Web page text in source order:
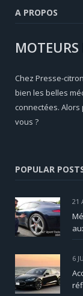
A PROPOS
Chez Presse-
bien les belles
connectées.
vous ?
POPULAR
21
6